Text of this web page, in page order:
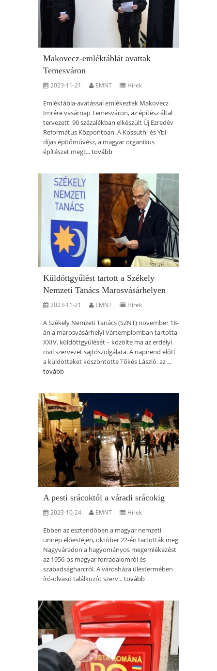
Makovecz-emléktáblát avattak
Temesváron
2023-11-21 EMNT Hírek
Emléktábla-avatással emlékeztek Makovecz
Imrére vasárnap Temesváron, az építész által
tervezett, 90 százalékban elkészült Új Ezredév
Református Központban. A Kossuth- és Ybl-
díjas építőművész, a magyar organikus
építészet megt...tovább
Küldöttgyűlést tartott a Székely
Nemzeti Tanács Marosvásárhelyen
2023-11-21 EMNT Hírek
A Székely Nemzeti Tanács (SZNT) november 18-
án a marosvásárhelyi Vártemplomban tartotta
XXIV. küldöttgyűlését – közölte ma az erdélyi
civil szervezet sajtószolgálata. A napirend előtt
a küldötteket köszöntötte Tőkés László, az ...
tovább
A pesti srácoktól a váradi srácokig
2023-10-24 EMNT Hírek
Ebben az esztendőben a magyar nemzeti
ünnep előestéjén, október 22-én tartották meg
Nagyváradon a hagyományos megemlékezést
az 1956-os magyar forradalomról és
szabadságharcról. A városháza üléstermében
író-olvasó találkozót szerv...tovább